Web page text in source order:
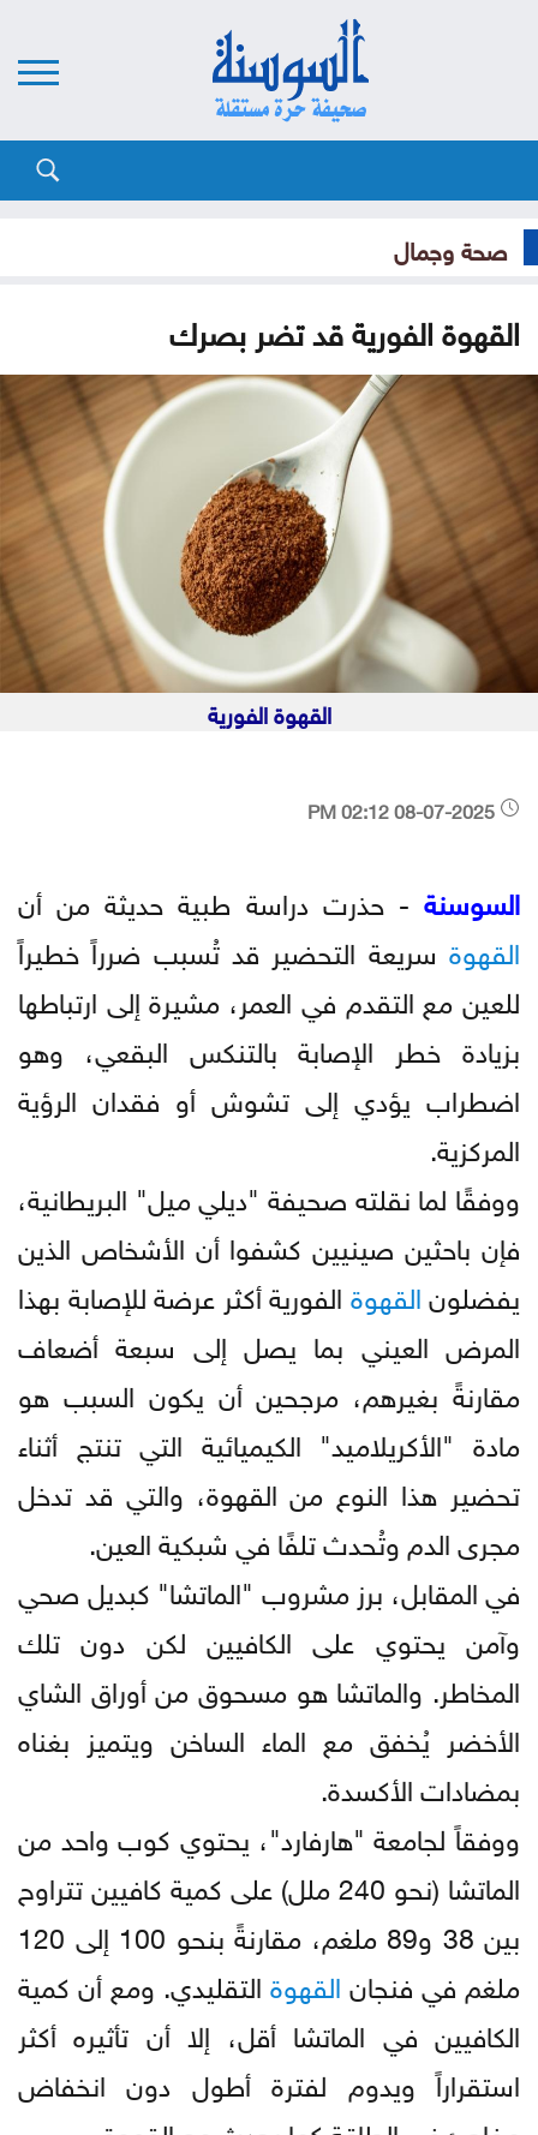
صحة وجمال
القهوة الفورية قد تضر بصرك
القهوة الفورية
السوسنة - حذرت دراسة طبية حديثة من أن
القهوة سريعة التحضير قد تُسبب ضرراً خطيراً
للعين مع التقدم في العمر، مشيرة إلى ارتباطها
بزيادة خطر الإصابة بالتنكس البقعي، وهو
اضطراب يؤدي إلى تشوش أو فقدان الرؤية
المركزية.
ووفقًا لما نقلته صحيفة "ديلي ميل" البريطانية،
فإن باحثين صينيين كشفوا أن الأشخاص الذين
يفضلونالقهوةالفورية أكثر عرضة للإصابة بهذا
المرض العيني بما يصل إلى سبعة أضعاف
مقارنةً بغيرهم، مرجحين أن يكون السبب هو
مادة "الأكريلاميد" الكيميائية التي تنتج أثناء
تحضير هذا النوع من القهوة، والتي قد تدخل
مجرى الدم وتُحدث تلفًا في شبكية العين.
في المقابل، برز مشروب "الماتشا" كبديل صحي
وآمن يحتوي على الكافيين لكن دون تلك
المخاطر. والماتشا هو مسحوق من أوراق الشاي
الأخضر يُخفق مع الماء الساخن ويتميز بغناه
بمضادات الأكسدة.
ووفقاً لجامعة "هارفارد"، يحتوي كوب واحد من
الماتشا (نحو 240 ملل) على كمية كافيين تتراوح
بين 38 و89 ملغم، مقارنةً بنحو 100 إلى 120
ملغم في فنجانالقهوةالتقليدي. ومع أن كمية
الكافيين في الماتشا أقل، إلا أن تأثيره أكثر
استقراراً ويدوم لفترة أطول دون انخفاض